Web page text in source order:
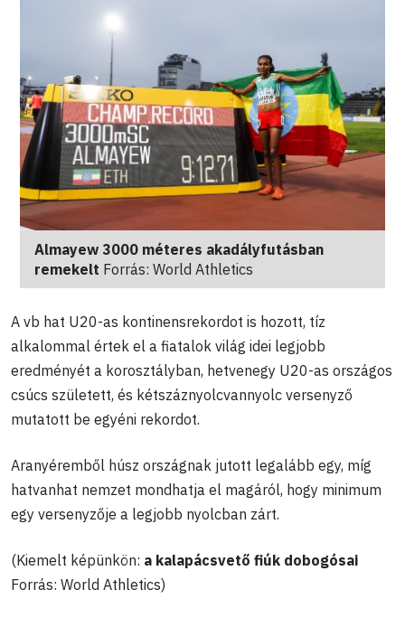
Almayew 3000 méteres akadályfutásban
remekelt Forrás: World Athletics
A vb hat U20-as kontinensrekordot is hozott, tíz
alkalommal értek el a fiatalok világ idei legjobb
eredményét a korosztályban, hetvenegy U20-as országos
csúcs született, és kétszáznyolcvannyolc versenyző
mutatott be egyéni rekordot.
Aranyéremből húsz országnak jutott legalább egy, míg
hatvanhat nemzet mondhatja el magáról, hogy minimum
egy versenyzője a legjobb nyolcban zárt.
(Kiemelt képünkön: a kalapácsvető fiúk dobogósai
Forrás: World Athletics)